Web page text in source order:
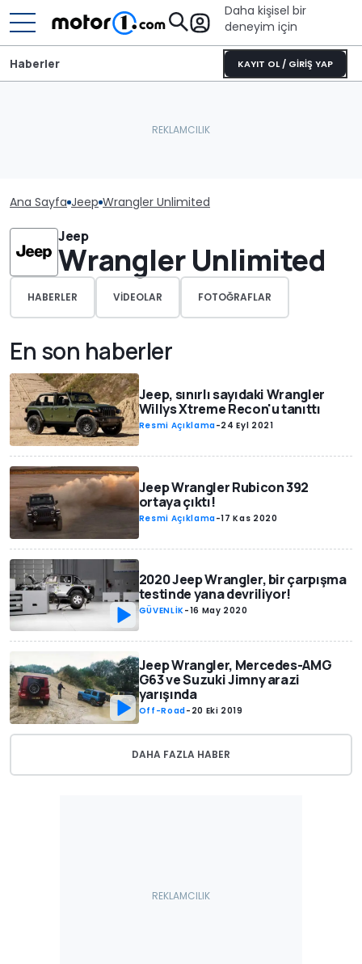
Daha kişisel bir
deneyim için
KAYIT OL / GİRİŞ YAP
Haberler
Ana Sayfa Jeep Wrangler Unlimited
Jeep
Wrangler Unlimited
HABERLER VIDEOLAR FOTOĞRAFLAR
En son haberler
Jeep, sınırlı sayıdaki Wrangler
Willys Xtreme Recon'u tanıttı
Resmi Açıklama-24 Eyl 2021
Jeep Wrangler Rubicon 392
ortaya çıktı!
Resmi Açıklama-17 Kas 2020
2020 Jeep Wrangler, bir çarpışma
testinde yana devriliyor!
GÜVENLİK-16 May 2020
Jeep Wrangler, Mercedes-AMG
G63 ve Suzuki Jimny arazi
yarışında
Off-Road- 20 Eki 2019
DAHA FAZLA HABER